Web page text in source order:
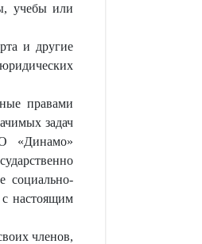
учебы или
и другие
правами
задач
«Динамо»
социально-
настоящим
членов,